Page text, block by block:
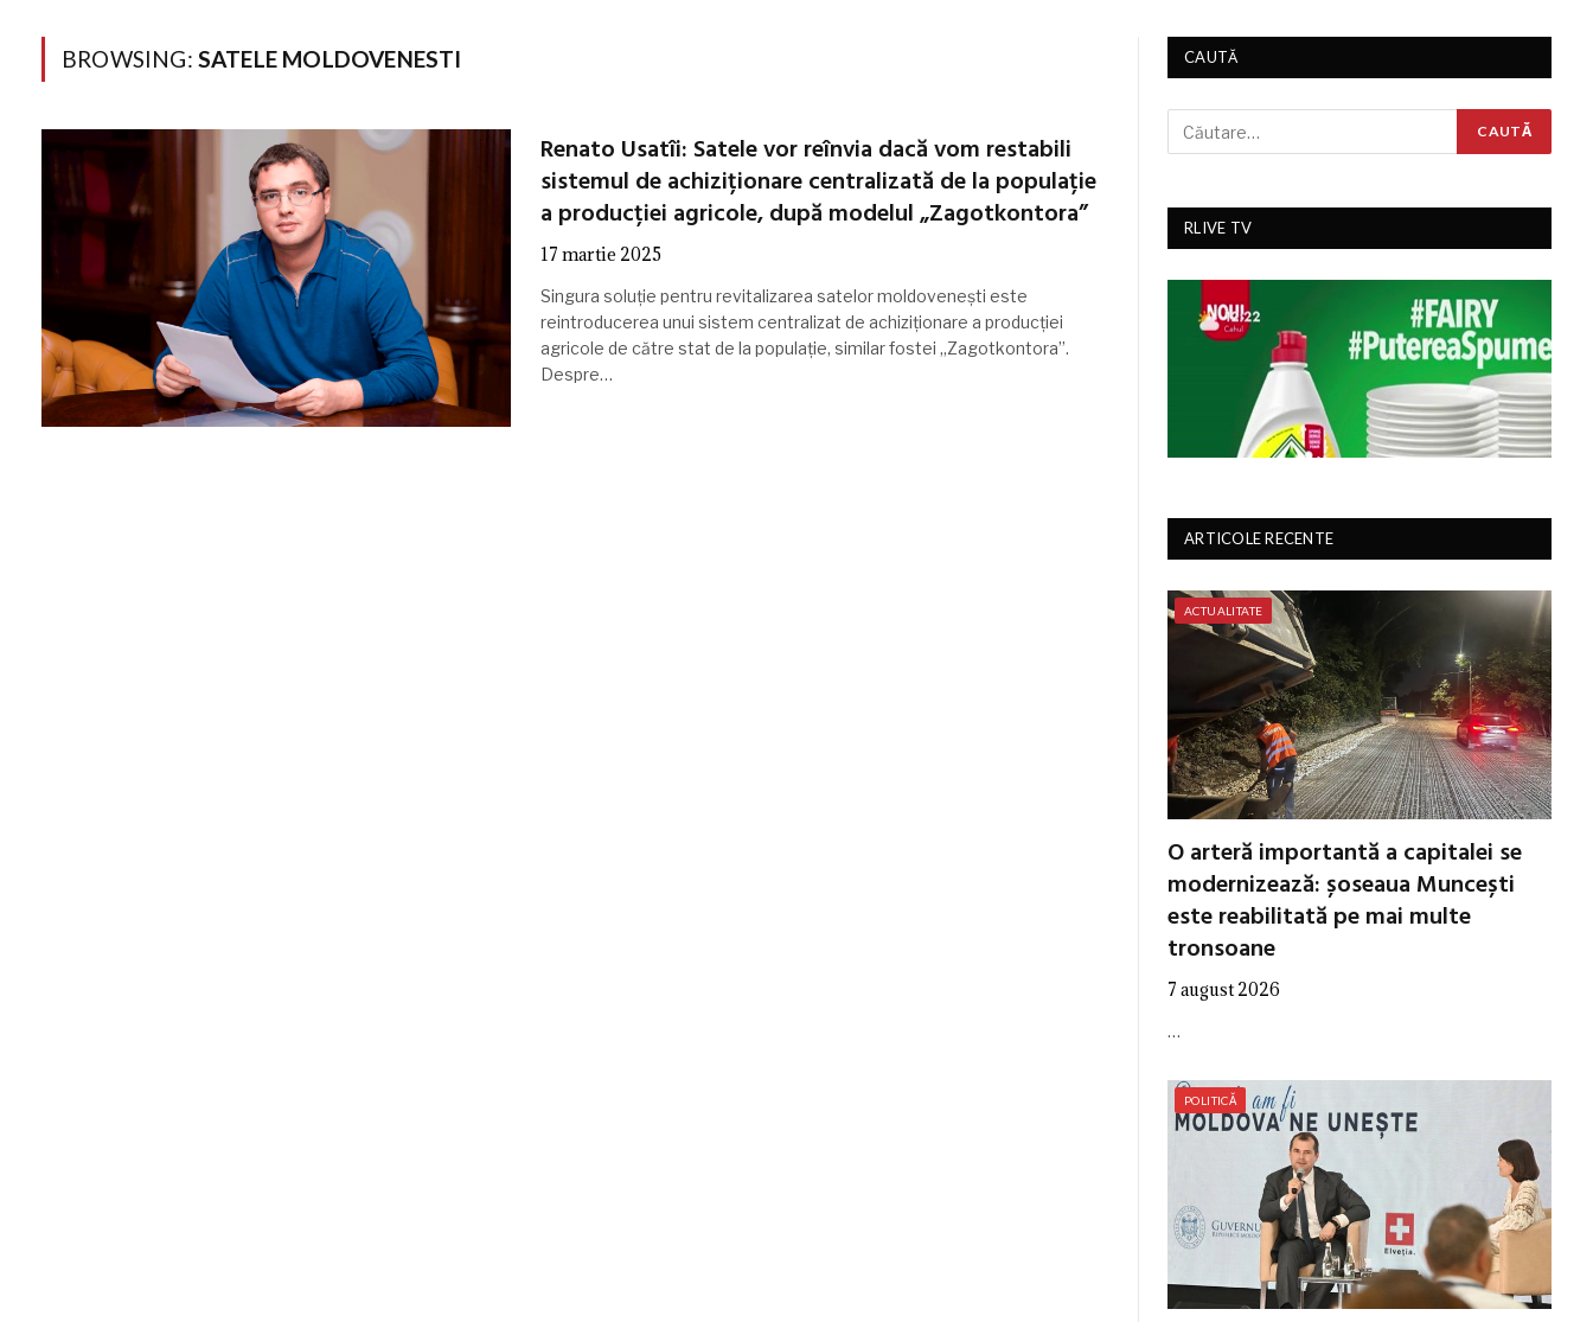
BROWSING: SATELE MOLDOVENESTI
Renato Usatîi: Satele vor reînvia dacă vom restabili
sistemul de achiziționare centralizată de la populație
a producției agricole, după modelul „Zagotkontora”
17 martie 2025
Singura soluție pentru revitalizarea satelor moldovenești este
reintroducerea unui sistem centralizat de achiziționare a producției
agricole de către stat de la populație, similar fostei „Zagotkontora”.
Despre…
CAUTĂ
RLIVE TV
ARTICOLE RECENTE
ACTUALITATE
O arteră importantă a capitalei se
modernizează: șoseaua Muncești
este reabilitată pe mai multe
tronsoane
7 august 2026
…
POLITICĂ